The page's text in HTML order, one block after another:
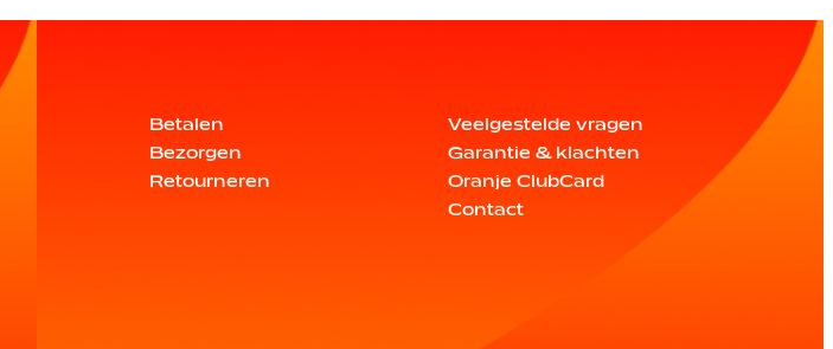
Betalen
Bezorgen
Retourneren
Veelgestelde vragen
Garantie & klachten
Oranje ClubCard
Contact